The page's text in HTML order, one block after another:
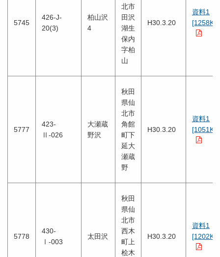
5745
426-J-
20(3)
柏山沢
4
北市
田沢
湖生
保内
字柏
山
H30.3.20
資料1
[1258KB]
5777
423-
Ⅱ-026
大瀬蔵
野沢
秋田
県仙
北市
角館
町下
延大
瀬蔵
野
H30.3.20
資料1
[1051KB]
5778
430-
Ⅰ-003
太田沢
秋田
県仙
北市
西木
町上
桧木
H30.3.20
資料1
[1202KB]